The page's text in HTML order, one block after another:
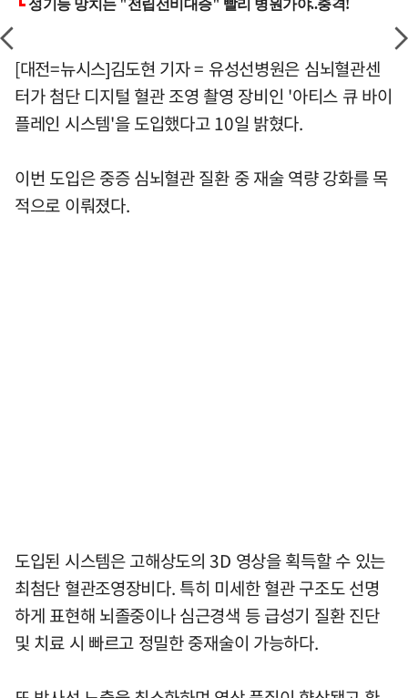
[대전=뉴시스]김도현 기자 = 유성선병원은 심뇌혈관센
터가 첨단 디지털 혈관 조영 촬영 장비인 '아티스 큐 바이
플레인 시스템'을 도입했다고 10일 밝혔다.
이번 도입은 중증 심뇌혈관 질환 중 재술 역량 강화를 목
적으로 이뤄졌다.
도입된 시스템은 고해상도의 3D 영상을 획득할 수 있는
최첨단 혈관조영장비다. 특히 미세한 혈관 구조도 선명
하게 표현해 뇌졸중이나 심근경색 등 급성기 질환 진단
및 치료 시 빠르고 정밀한 중재술이 가능하다.